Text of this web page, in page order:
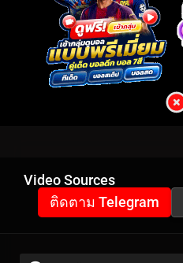
Video Sources
ติดตาม Telegram